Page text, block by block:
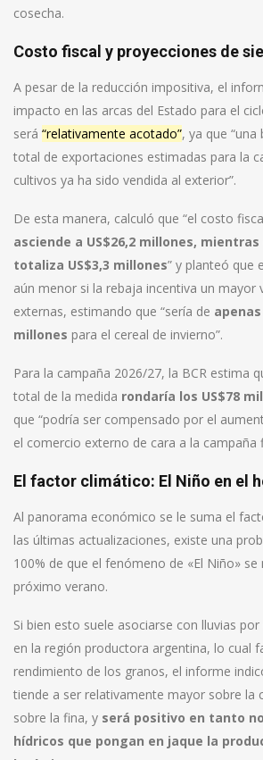
cosecha.
Costo fiscal y proyecciones de
A pesar de la reducción impositiva, el
impacto en las arcas del Estado para el
será “relativamente acotado”, ya que
total de exportaciones estimadas para la
cultivos ya ha sido vendida al exterior”.
De esta manera, calculó que “el costo
asciende a US$26,2 millones,
totaliza US$3,3 millones” y planteó que
aún menor si la rebaja incentiva un mayor
externas, estimando que “sería de apenas
millones para el cereal de invierno”.
Para la campaña 2026/27, la BCR estima
total de la medida rondaría los US$78
que “podría ser compensado por el
el comercio externo de cara a la campaña
El factor climático: El Niño en el
Al panorama económico se le suma el
las últimas actualizaciones, existe una
100% de que el fenómeno de «El Niño»
próximo verano.
Si bien esto suele asociarse con lluvias
en la región productora argentina, lo cual
rendimiento de los granos, el informe
tiende a ser relativamente mayor sobre la
sobre la fina, y será positivo en tanto
hídricos que pongan en jaque la